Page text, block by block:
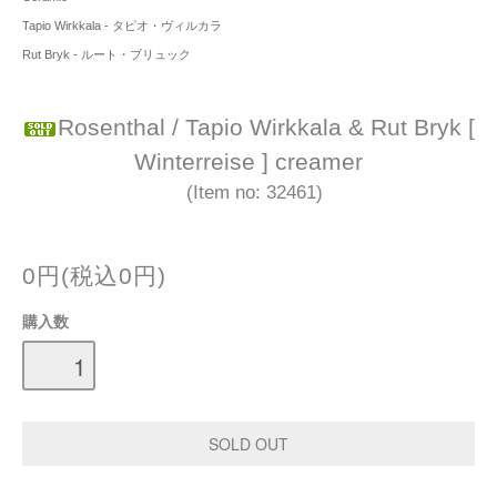
Tapio Wirkkala - タピオ・ヴィルカラ
Rut Bryk - ルート・ブリュック
Rosenthal / Tapio Wirkkala & Rut Bryk [
Winterreise ] creamer
(Item no: 32461)
0円(税込0円)
購入数